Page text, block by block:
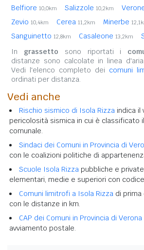
Belfiore 10,0km Salizzole 10,2km
Zevio 10,4km Cerea 11,2km Minerbe
Sanguinetto 12,8km Casaleone 13,2km
In grassetto sono riportati i
distanze sono calcolate in linea
Vedi l'elenco completo dei comuni
ordinati per distanza.
Vedi anche
Rischio sismico di Isola Rizza indica il
pericolosità sismica in cui è classificato
comunale.
Sindaci dei Comuni in Provincia di
con le coalizioni politiche di
Scuole Isola Rizza pubbliche e
elementari, medie e superiori con
Comuni limitrofi a Isola Rizza di
con le distanze in km.
CAP dei Comuni in Provincia di Verona
avviamento postale.